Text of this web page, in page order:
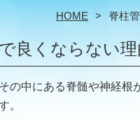
HOME 脊柱
良くならない理
の中にある脊髄や神経根
。